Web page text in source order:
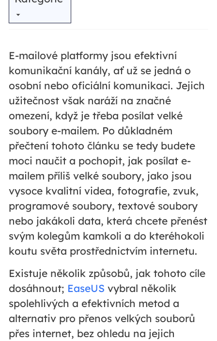
E-mailové platformy jsou efektivní
komunikační kanály, ať už se jedná o
osobní nebo oficiální komunikaci. Jejich
užitečnost však naráží na značné
omezení, když je třeba posílat velké
soubory e-mailem. Po důkladném
přečtení tohoto článku se tedy budete
moci naučit a pochopit, jak posílat e-
mailem příliš velké soubory, jako jsou
vysoce kvalitní videa, fotografie, zvuk,
programové soubory, textové soubory
nebo jakákoli data, která chcete přenést
svým kolegům kamkoli a do kteréhokoli
koutu světa prostřednictvím internetu.
Existuje několik způsobů, jak tohoto cíle
dosáhnout; EaseUS vybral několik
spolehlivých a efektivních metod a
alternativ pro přenos velkých souborů
přes internet, bez ohledu na jejich